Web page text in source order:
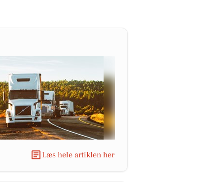
Læs hele artiklen her